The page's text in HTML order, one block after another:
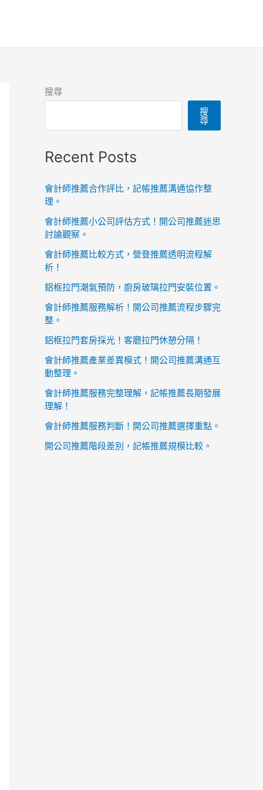
搜尋
搜
尋
Recent Posts
會計師推薦合作評比，記帳推薦溝通協作整
理。
會計師推薦小公司評估方式！開公司推薦迷思
討論觀察。
會計師推薦比較方式，營登推薦透明流程解
析！
鋁框拉門潮氣預防，廚房玻璃拉門安裝位置。
會計師推薦服務解析！開公司推薦流程步驟完
整。
鋁框拉門套房採光！客廳拉門休憩分隔！
會計師推薦產業差異模式！開公司推薦溝通互
動整理。
會計師推薦服務完整理解，記帳推薦長期發展
理解！
會計師推薦服務判斷！開公司推薦選擇重點。
開公司推薦階段差別，記帳推薦規模比較。